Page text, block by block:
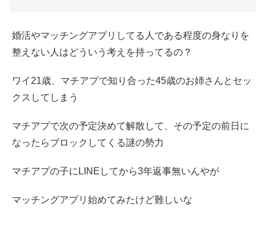
婚活やマッチングアプリしてる人である程度の身なりを
整えない人はどういう考えを持ってるの？
ワイ21歳、マチアプで知り合った45歳のお姉さんとセッ
クスしてしまう
マチアプで次の予定決めて解散して、その予定の前日に
なったらブロックしてくる謎の勢力
マチアプの子にLINEしてから3年返事無いんやが
マッチングアプリ始めてみたけど難しいな